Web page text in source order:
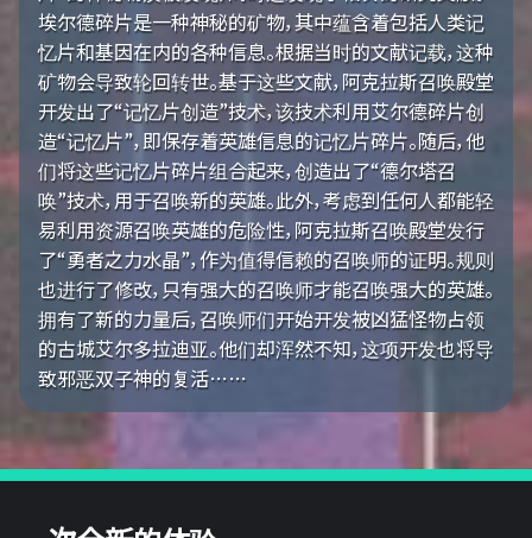
埃尔德碎片是一种神秘的矿物，其中蕴含着包括人类记
忆片和基因在内的各种信息。根据当时的文献记载，这种
矿物会导致轮回转世。基于这些文献，阿克拉斯召唤殿堂
开发出了“记忆片创造”技术，该技术利用艾尔德碎片创
造“记忆片”，即保存着英雄信息的记忆片碎片。随后，他
们将这些记忆片碎片组合起来，创造出了“德尔塔召
唤”技术，用于召唤新的英雄。此外，考虑到任何人都能轻
易利用资源召唤英雄的危险性，阿克拉斯召唤殿堂发行
了“勇者之力水晶”，作为值得信赖的召唤师的证明。规则
也进行了修改，只有强大的召唤师才能召唤强大的英雄。
拥有了新的力量后，召唤师们开始开发被凶猛怪物占领
的古城艾尔多拉迪亚。他们却浑然不知，这项开发也将导
致邪恶双子神的复活……